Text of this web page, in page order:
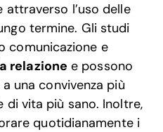
attraverso l’uso delle
termine. Gli studi
comunicazione e
relazione e possono
una convivenza più
di vita più sano. Inoltre,
quotidianamente i